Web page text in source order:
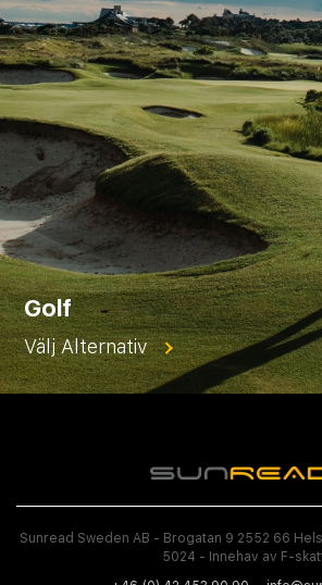
Golf
Välj Alternativ
Sunread Sweden AB - Brogatan 9 2552 66
5024 - Innehav av F-